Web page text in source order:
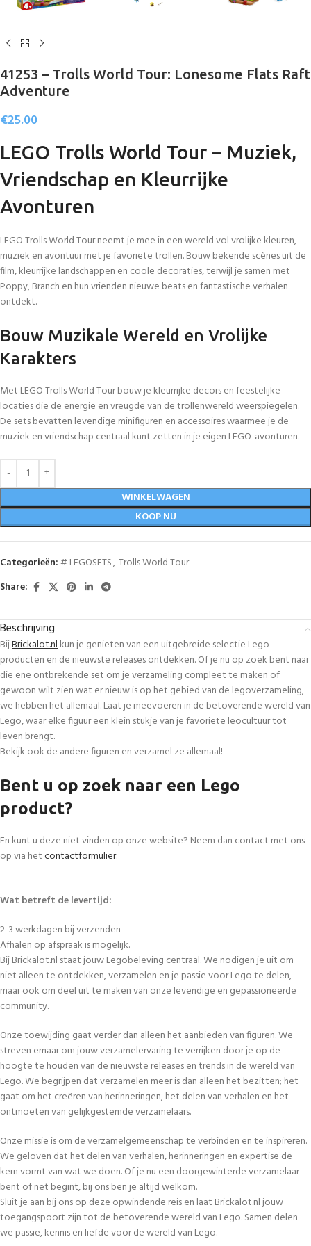
41253 – Trolls World Tour: Lonesome Flats Raft
Adventure
€25.00
LEGO Trolls World Tour – Muziek,
Vriendschap en Kleurrijke
Avonturen
LEGO Trolls World Tour neemt je mee in een wereld vol vrolijke kleuren,
muziek en avontuur met je favoriete trollen. Bouw bekende scènes uit de
film, kleurrijke landschappen en coole decoraties, terwijl je samen met
Poppy, Branch en hun vrienden nieuwe beats en fantastische verhalen
ontdekt.
Bouw Muzikale Wereld en Vrolijke
Karakters
Met LEGO Trolls World Tour bouw je kleurrijke decors en feestelijke
locaties die de energie en vreugde van de trollenwereld weerspiegelen.
De sets bevatten levendige minifiguren en accessoires waarmee je de
muziek en vriendschap centraal kunt zetten in je eigen LEGO-avonturen.
WINKELWAGEN
KOOP NU
Categorieën:# LEGOSETS, Trolls World Tour
Share:
Beschrijving
BijBrickalot.nlkun je genieten van een uitgebreide selectie Lego
producten en de nieuwste releases ontdekken. Of je nu op zoek bent naar
die ene ontbrekende set om je verzameling compleet te maken of
gewoon wilt zien wat er nieuw is op het gebied van de legoverzameling,
we hebben het allemaal. Laat je meevoeren in de betoverende wereld van
Lego, waar elke figuur een klein stukje van je favoriete leocultuur tot
leven brengt.
Bekijk ook de andere figuren en verzamel ze allemaal!
Bent u op zoek naar een Lego
product?
En kunt u deze niet vinden op onze website? Neem dan contact met ons
op via hetcontactformulier.
Wat betreft de levertijd:
2-3 werkdagen bij verzenden
Afhalen op afspraak is mogelijk.
Bij Brickalot.nl staat jouw Legobeleving centraal. We nodigen je uit om
niet alleen te ontdekken, verzamelen en je passie voor Lego te delen,
maar ook om deel uit te maken van onze levendige en gepassioneerde
community.
Onze toewijding gaat verder dan alleen het aanbieden van figuren. We
streven ernaar om jouw verzamelervaring te verrijken door je op de
hoogte te houden van de nieuwste releases en trends in de wereld van
Lego. We begrijpen dat verzamelen meer is dan alleen het bezitten; het
gaat om het creëren van herinneringen, het delen van verhalen en het
ontmoeten van gelijkgestemde verzamelaars.
Onze missie is om de verzamelgemeenschap te verbinden en te inspireren.
We geloven dat het delen van verhalen, herinneringen en expertise de
kern vormt van wat we doen. Of je nu een doorgewinterde verzamelaar
bent of net begint, bij ons ben je altijd welkom.
Sluit je aan bij ons op deze opwindende reis en laat Brickalot.nl jouw
toegangspoort zijn tot de betoverende wereld van Lego. Samen delen
we passie, kennis en liefde voor de wereld van Lego.